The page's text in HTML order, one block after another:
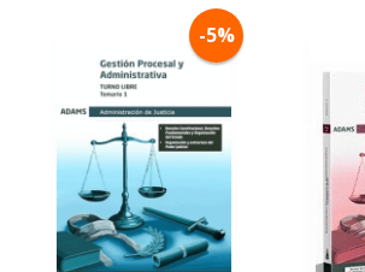
-5%